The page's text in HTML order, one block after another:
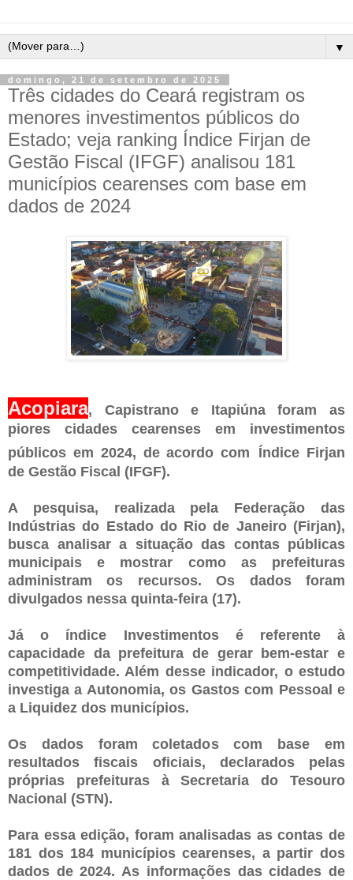
▼
domingo, 21 de setembro de 2025
Três cidades do Ceará registram os
menores investimentos públicos do
Estado; veja ranking Índice Firjan de
Gestão Fiscal (IFGF) analisou 181
municípios cearenses com base em
dados de 2024
Acopiara, Capistrano e Itapiúna foram as
piores cidades cearenses em investimentos
públicos em 2024, de acordo com
Índice Firjan
de Gestão Fiscal (IFGF).
A pesquisa, realizada pela Federação das
Indústrias do Estado do Rio de Janeiro (Firjan),
busca analisar a situação das contas públicas
municipais e mostrar como as prefeituras
administram os recursos. Os dados foram
divulgados nessa quinta-feira (17).
Já o índice Investimentos é referente à
capacidade da prefeitura de gerar bem-estar e
competitividade. Além desse indicador, o estudo
investiga a Autonomia, os Gastos com Pessoal e
a Liquidez dos municípios.
Os dados foram coletados com base em
resultados fiscais oficiais, declarados pelas
próprias prefeituras à Secretaria do Tesouro
Nacional (STN).
Para essa edição, foram analisadas as contas de
181 dos 184 municípios cearenses, a partir dos
dados de 2024. As informações das cidades de